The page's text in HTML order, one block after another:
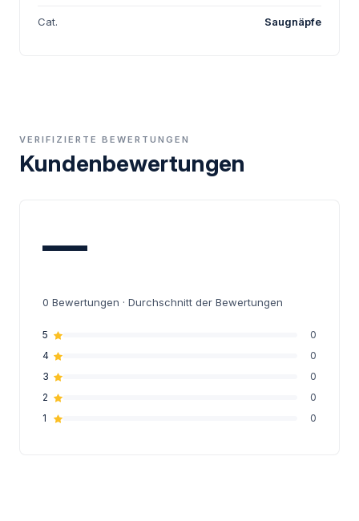
Cat. Saugnäpfe
VERIFIZIERTE BEWERTUNGEN
Kundenbewertungen
—
0 Bewertungen · Durchschnitt der Bewertungen
5
0
4
0
3
0
2
0
1
0